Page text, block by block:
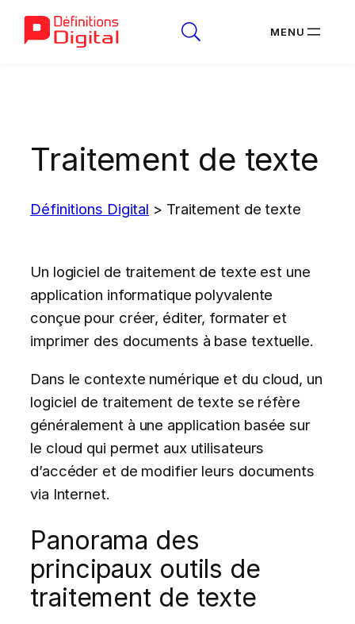
Traitement de texte
Définitions Digital > Traitement de texte
Un logiciel de traitement de texte est une
application informatique polyvalente
conçue pour créer, éditer, formater et
imprimer des documents à base textuelle.
Dans le contexte numérique et du cloud, un
logiciel de traitement de texte se réfère
généralement à une application basée sur
le cloud qui permet aux utilisateurs
d’accéder et de modifier leurs documents
via Internet.
Panorama des
principaux outils de
traitement de texte